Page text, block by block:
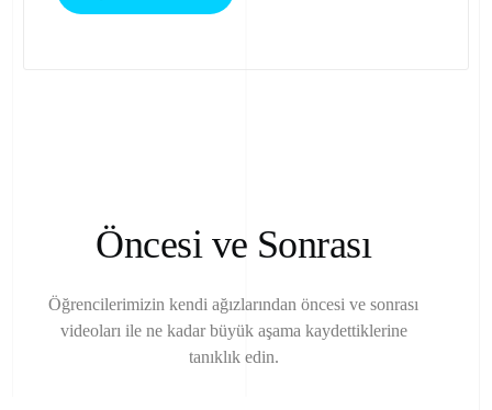
Öncesi ve Sonrası
Öğrencilerimizin kendi ağızlarından öncesi ve sonrası
videoları ile ne kadar büyük aşama kaydettiklerine
tanıklık edin.